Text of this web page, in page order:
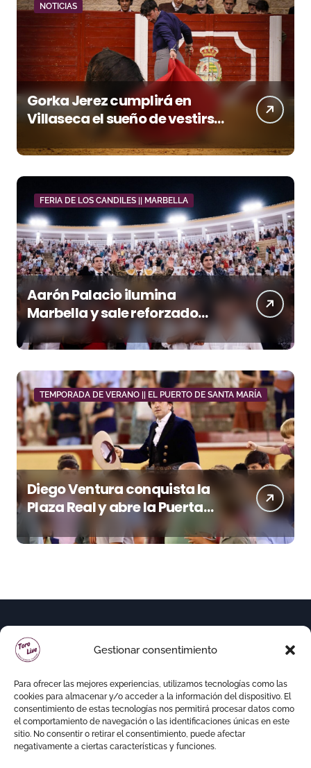
Gestionar consentimiento
Para ofrecer las mejores experiencias, utilizamos tecnologías como las
cookies para almacenar y/o acceder a la información del dispositivo. El
consentimiento de estas tecnologías nos permitirá procesar datos como
el comportamiento de navegación o las identificaciones únicas en este
sitio. No consentir o retirar el consentimiento, puede afectar
negativamente a ciertas características y funciones.
NOTICIAS
Gorka Jerez cumplirá en
Villaseca el sueño de vestirse
de luces ante los suyos
FERIA DE LOS CANDILES || MARBELLA
Aarón Palacio ilumina
Marbella y sale reforzado
junto a Manzanares y
Morante
TEMPORADA DE VERANO || EL PUERTO DE SANTA MARÍA
Diego Ventura conquista la
Plaza Real y abre la Puerta
Grande en El Puerto